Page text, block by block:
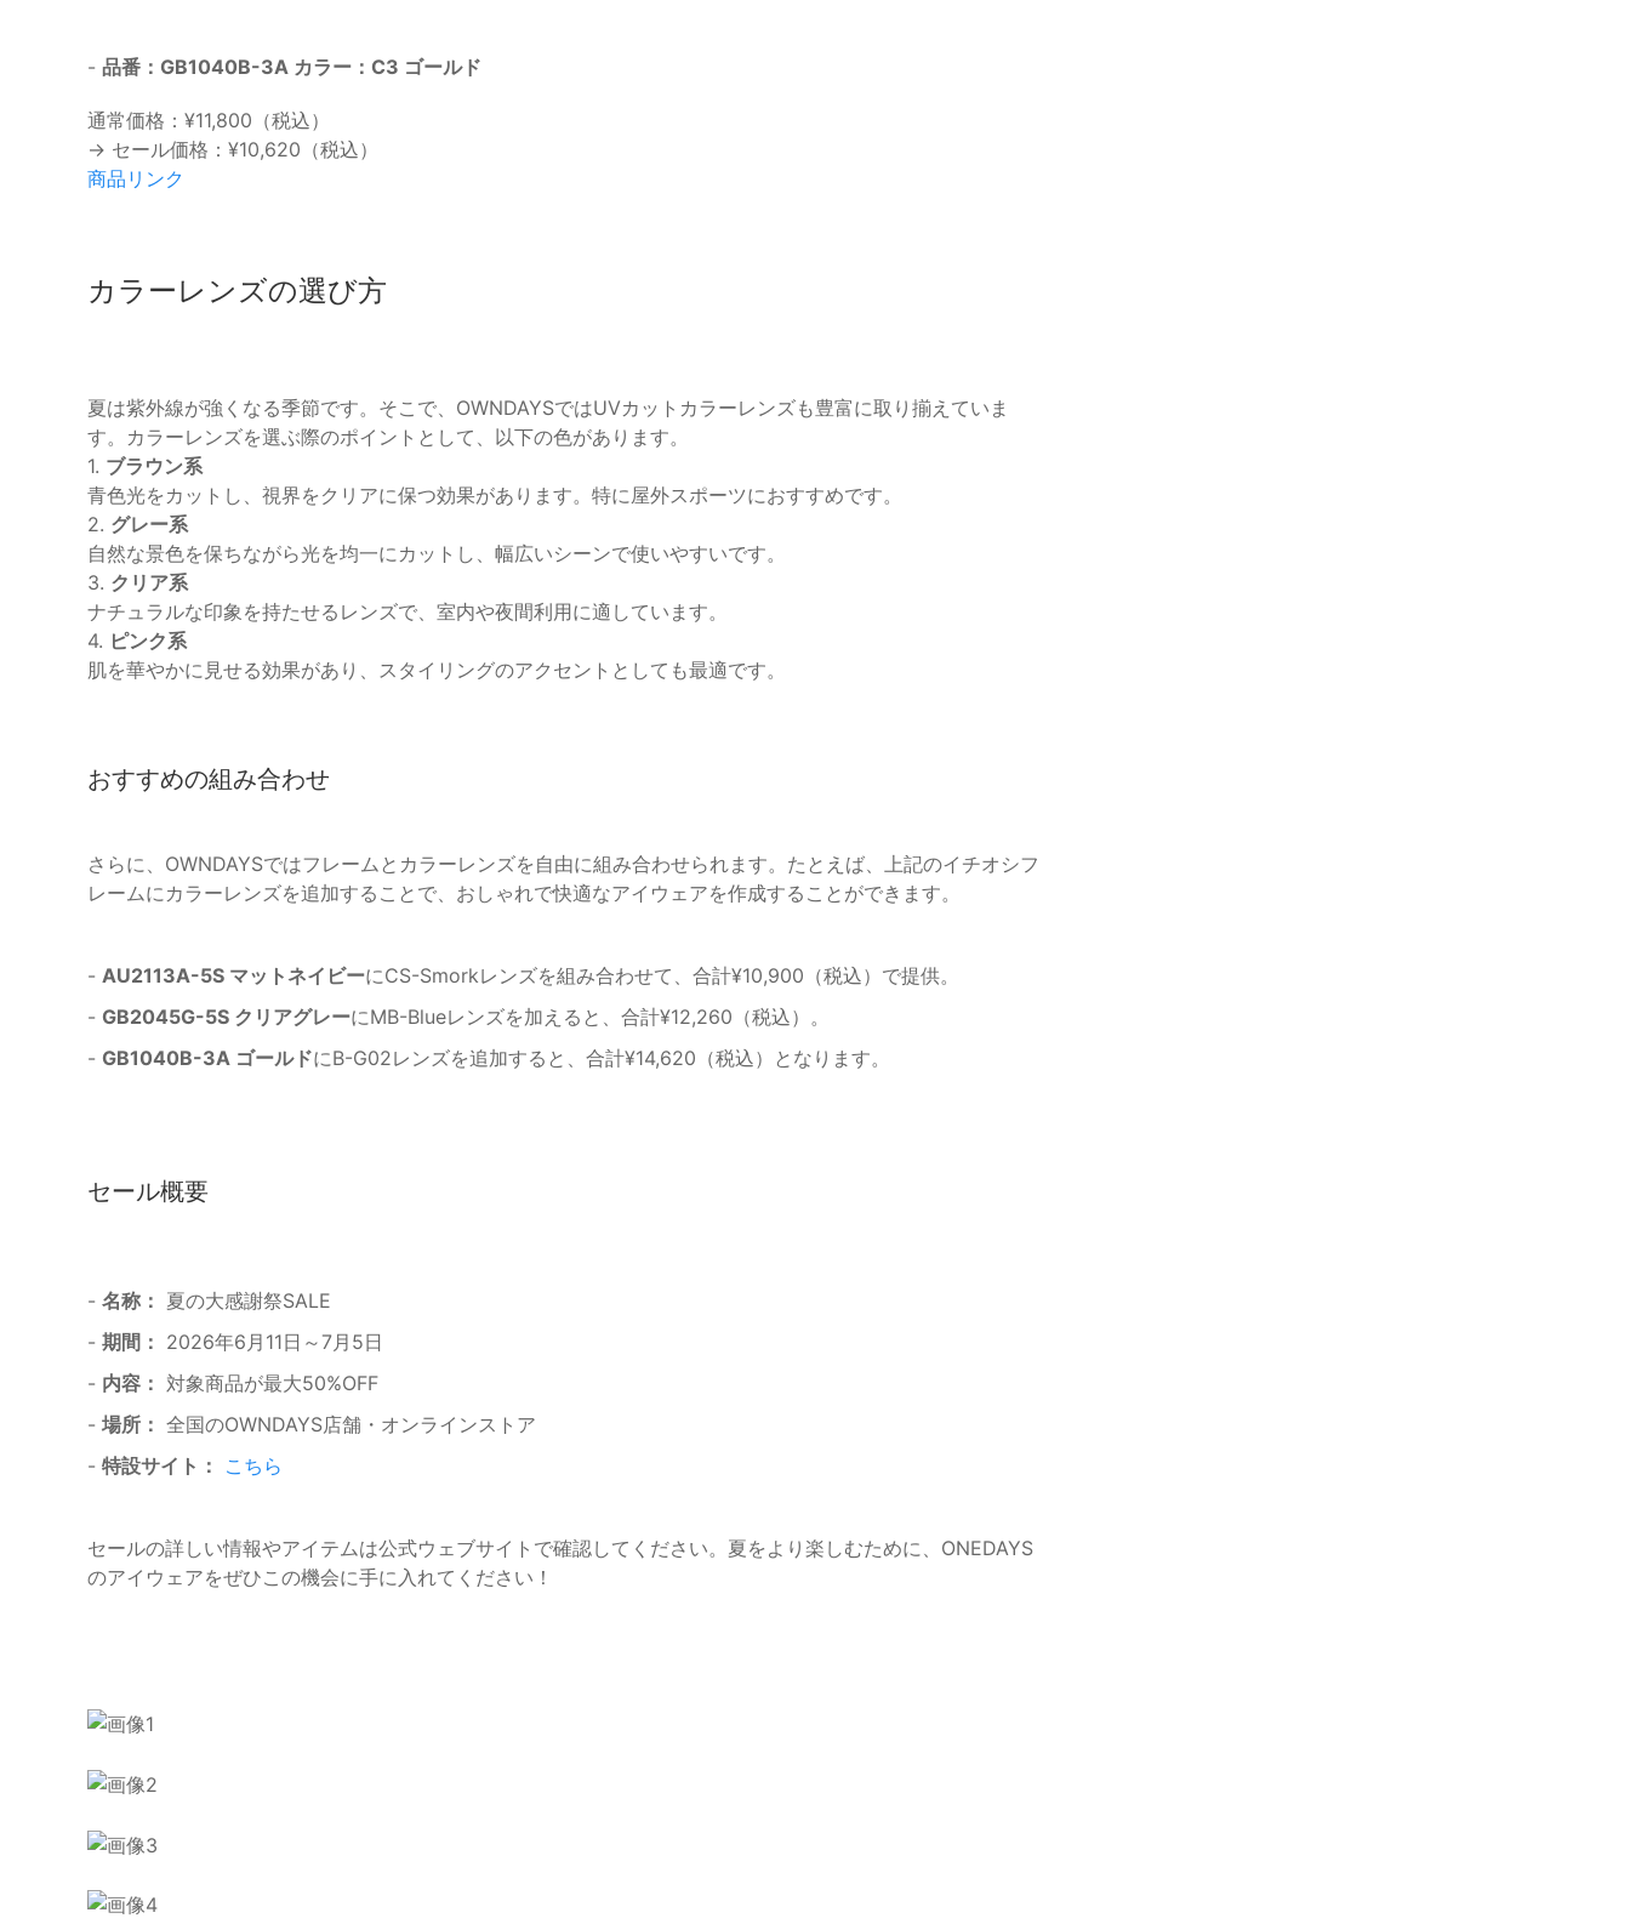
- 品番：GB1040B-3A カラー：C3 ゴールド
通常価格：¥11,800（税込）
→ セール価格：¥10,620（税込）
商品リンク
カラーレンズの選び方
夏は紫外線が強くなる季節です。そこで、OWNDAYSではUVカットカラーレンズも豊富に取り揃えていま
す。カラーレンズを選ぶ際のポイントとして、以下の色があります。
1. ブラウン系
青色光をカットし、視界をクリアに保つ効果があります。特に屋外スポーツにおすすめです。
2. グレー系
自然な景色を保ちながら光を均一にカットし、幅広いシーンで使いやすいです。
3. クリア系
ナチュラルな印象を持たせるレンズで、室内や夜間利用に適しています。
4. ピンク系
肌を華やかに見せる効果があり、スタイリングのアクセントとしても最適です。
おすすめの組み合わせ
さらに、OWNDAYSではフレームとカラーレンズを自由に組み合わせられます。たとえば、上記のイチオシフ
レームにカラーレンズを追加することで、おしゃれで快適なアイウェアを作成することができます。
- AU2113A-5S マットネイビーにCS-Smorkレンズを組み合わせて、合計¥10,900（税込）で提供。
- GB2045G-5S クリアグレーにMB-Blueレンズを加えると、合計¥12,260（税込）。
- GB1040B-3A ゴールドにB-G02レンズを追加すると、合計¥14,620（税込）となります。
セール概要
- 名称： 夏の大感謝祭SALE
- 期間： 2026年6月11日～7月5日
- 内容： 対象商品が最大50%OFF
- 場所： 全国のOWNDAYS店舗・オンラインストア
- 特設サイト： こちら
セールの詳しい情報やアイテムは公式ウェブサイトで確認してください。夏をより楽しむために、ONEDAYS
のアイウェアをぜひこの機会に手に入れてください！